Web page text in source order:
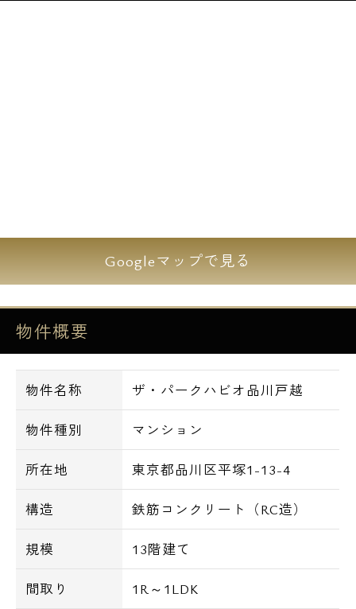
ペットは小型犬または猫の合計2匹まで可能
です。
建物には不在時にも荷物の受け取りが可能な
宅配ボックス、安心セキュリティーのオート
ロックと防犯カメラを完備。
室内にはゆっくりとバスタイムを楽しめる追
炊き機能付きお風呂、雨の日も気にせず洗濯
物が干せる浴室乾燥機、
お料理も楽しめるシステムキッチンなど設備
1R・1LDKの間取りプランで単身者や2人入居
にオススメです。
Googleマップで見る
物件概要
物件名称 ザ・パークハビオ品川戸越
物件種別 マンション
所在地 東京都品川区平塚1-13-4
構造 鉄筋コンクリート（RC造）
規模 13階建て
間取り 1R～1LDK